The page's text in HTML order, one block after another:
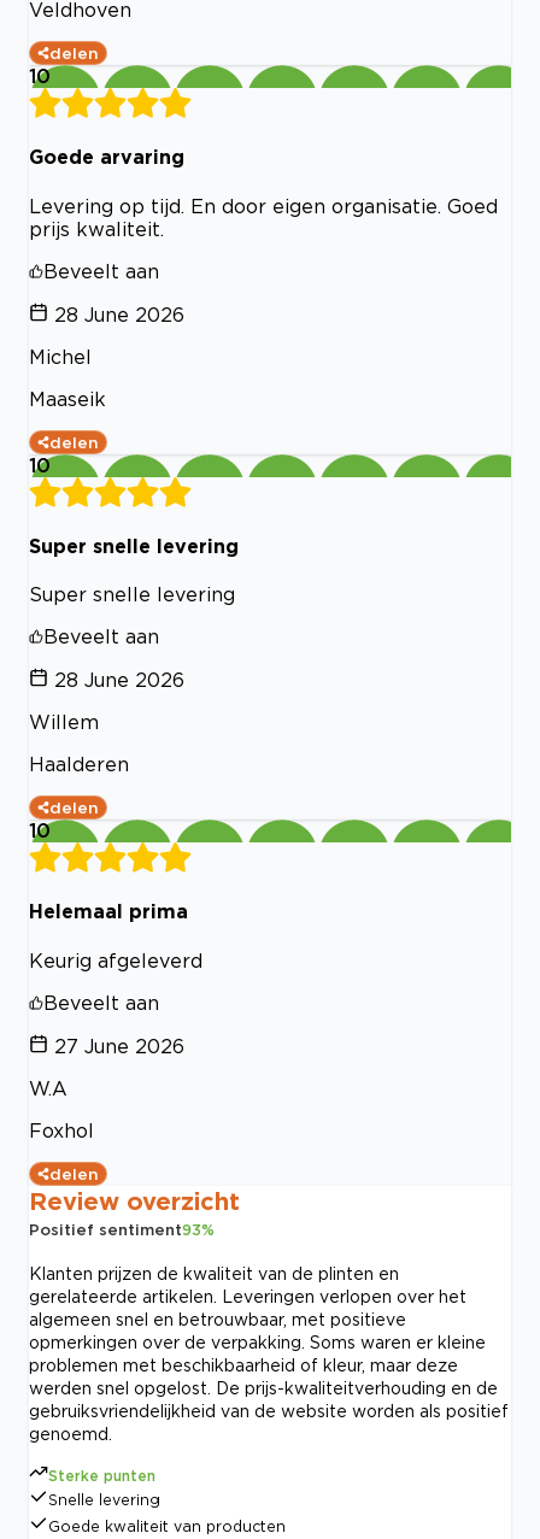
Veldhoven
delen
10
Goede arvaring
Levering op tijd. En door eigen organisatie. Goed
prijs kwaliteit.
Beveelt aan
28 June 2026
Michel
Maaseik
delen
10
Super snelle levering
Super snelle levering
Beveelt aan
28 June 2026
Willem
Haalderen
delen
10
Helemaal prima
Keurig afgeleverd
Beveelt aan
27 June 2026
W.A
Foxhol
delen
Review overzicht
Positief sentiment93%
Klanten prijzen de kwaliteit van de plinten en
gerelateerde artikelen. Leveringen verlopen over het
algemeen snel en betrouwbaar, met positieve
opmerkingen over de verpakking. Soms waren er kleine
problemen met beschikbaarheid of kleur, maar deze
werden snel opgelost. De prijs-kwaliteitverhouding en de
gebruiksvriendelijkheid van de website worden als positief
genoemd.
Sterke punten
Snelle levering
Goede kwaliteit van producten